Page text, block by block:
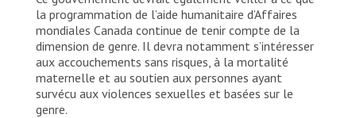
la programmation de l’aide humanitaire d’Affaires
mondiales Canada continue de tenir compte de la
dimension de genre. Il devra notamment s’intéresser
aux accouchements sans risques, à la mortalité
maternelle et au soutien aux personnes ayant
survécu aux violences sexuelles et basées sur le
genre.